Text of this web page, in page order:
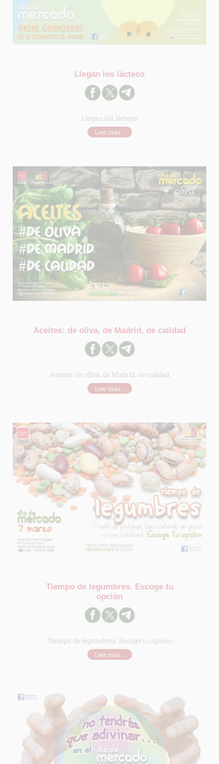
Llegan los lácteos
Llegan los lácteos
Leer más...
Aceites: de oliva, de Madrid, de calidad
Aceites: de oliva, de Madrid, de calidad
Leer más...
Tiempo de legumbres. Escoge tu
opción
Tiempo de legumbres. Escoge tu opción
Leer más...